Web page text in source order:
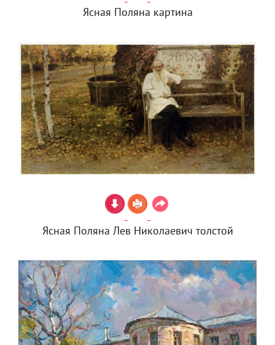
Ясная Поляна картина
Ясная Поляна Лев Николаевич толстой